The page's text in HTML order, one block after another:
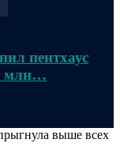
пентхаус
млн…
выше всех